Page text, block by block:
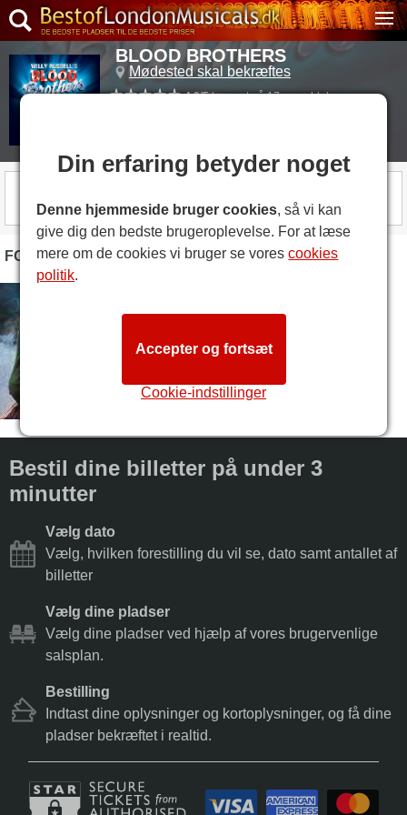
BLOOD BROTHERS
Mødested skal bekræftes
4.9/5 baseret på 17 anmeldelser
FOTOS
Bestil dine billetter på under 3
minutter
Vælg dato
Vælg, hvilken forestilling du vil se, dato samt antallet af
billetter
Vælg dine pladser
Vælg dine pladser ved hjælp af vores brugervenlige
salsplan.
Bestilling
Indtast dine oplysninger og kortoplysninger, og få dine
pladser bekræftet i realtid.
Din erfaring betyder noget
Denne hjemmeside bruger cookies, så vi kan
give dig den bedste brugeroplevelse. For at læse
mere om de cookies vi bruger se vorescookies
politik.
Cookie-indstillinger
Accepter og fortsæt